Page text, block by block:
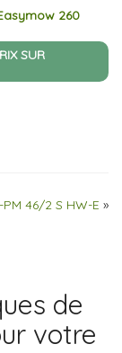
260
SUR
PM 46/2 S HW-E »
de
votre